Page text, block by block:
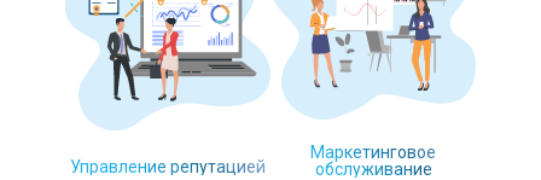
Управление репутацией
25%
40%
Маркетинговое
обслуживание